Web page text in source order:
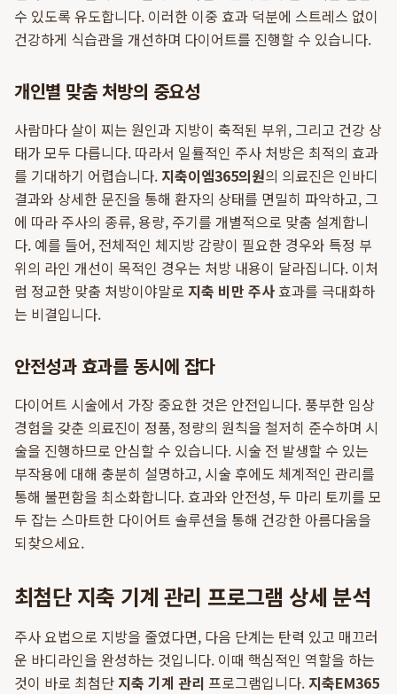
수 있도록 유도합니다. 이러한 이중 효과 덕분에 스트레스 없이
건강하게 식습관을 개선하며 다이어트를 진행할 수 있습니다.
개인별 맞춤 처방의 중요성
사람마다 살이 찌는 원인과 지방이 축적된 부위, 그리고 건강 상
태가 모두 다릅니다. 따라서 일률적인 주사 처방은 최적의 효과
를 기대하기 어렵습니다. 지축이엠365의원의 의료진은 인바디
결과와 상세한 문진을 통해 환자의 상태를 면밀히 파악하고, 그
에 따라 주사의 종류, 용량, 주기를 개별적으로 맞춤 설계합니
다. 예를 들어, 전체적인 체지방 감량이 필요한 경우와 특정 부
위의 라인 개선이 목적인 경우는 처방 내용이 달라집니다. 이처
럼 정교한 맞춤 처방이야말로 지축 비만 주사효과를 극대화하
는 비결입니다.
안전성과 효과를 동시에 잡다
다이어트 시술에서 가장 중요한 것은 안전입니다. 풍부한 임상
경험을 갖춘 의료진이 정품, 정량의 원칙을 철저히 준수하며 시
술을 진행하므로 안심할 수 있습니다. 시술 전 발생할 수 있는
부작용에 대해 충분히 설명하고, 시술 후에도 체계적인 관리를
통해 불편함을 최소화합니다. 효과와 안전성, 두 마리 토끼를 모
두 잡는 스마트한 다이어트 솔루션을 통해 건강한 아름다움을
되찾으세요.
최첨단 지축 기계 관리 프로그램 상세 분석
주사 요법으로 지방을 줄였다면, 다음 단계는 탄력 있고 매끄러
운 바디라인을 완성하는 것입니다. 이때 핵심적인 역할을 하는
것이 바로 최첨단 지축 기계 관리 프로그램입니다. 지축EM365